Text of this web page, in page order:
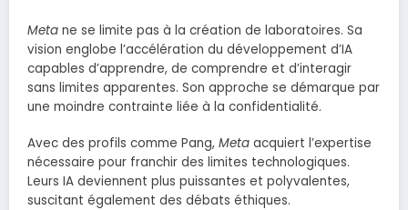
Meta ne se limite pas à la création de laboratoires. Sa
vision englobe l’accélération du développement d’IA
capables d’apprendre, de comprendre et d’interagir
sans limites apparentes. Son approche se démarque par
une moindre contrainte liée à la confidentialité.
Avec des profils comme Pang, Meta acquiert l’expertise
nécessaire pour franchir des limites technologiques.
Leurs IA deviennent plus puissantes et polyvalentes,
suscitant également des débats éthiques.